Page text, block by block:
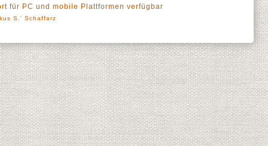
für PC und mobile Plattformen verfügbar
S.' Schaffarz